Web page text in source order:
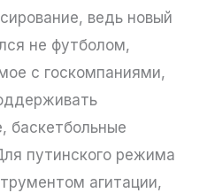
ведь новый
не футболом,
с госкомпаниями,
баскетбольные
путинского режима
агитации,